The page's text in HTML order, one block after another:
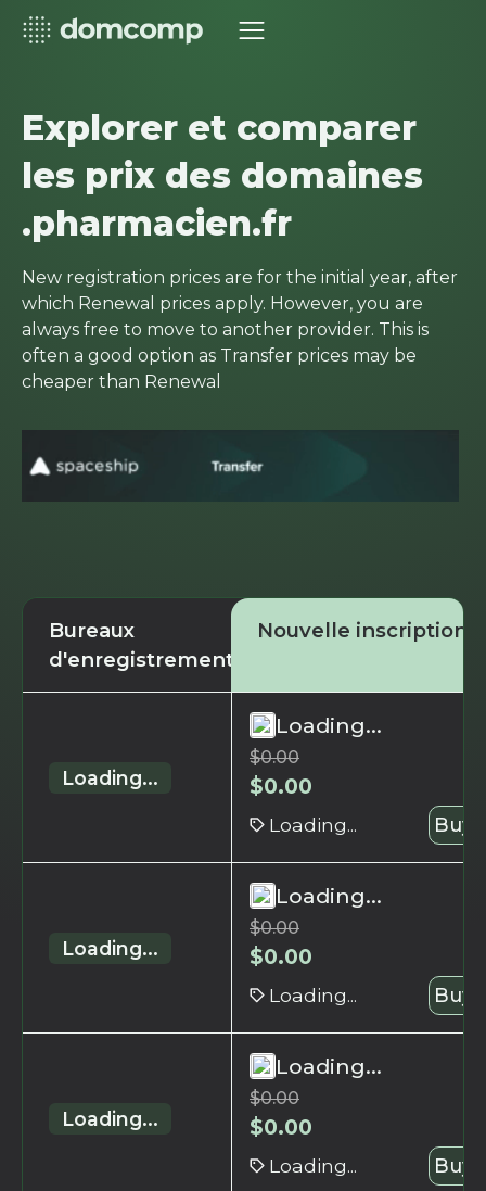
Explorer et comparer
les prix des domaines
.pharmacien.fr
New registration prices are for the initial year, after
which Renewal prices apply. However, you are
always free to move to another provider. This is
often a good option as Transfer prices may be
cheaper than Renewal
Bureaux
d'enregistrement
Nouvelle inscription
Loading...
Loading...
$0.00
$0.00
Loading... Buy
Loading...
Loading...
$0.00
$0.00
Loading... Buy
Loading...
Loading...
$0.00
$0.00
Loading... Buy